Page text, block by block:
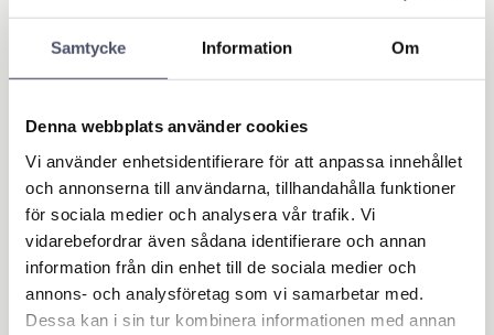
Samtycke Information Om
Denna webbplats använder cookies
Vi använder enhetsidentifierare för att anpassa innehållet
och annonserna till användarna, tillhandahålla funktioner
för sociala medier och analysera vår trafik. Vi
vidarebefordrar även sådana identifierare och annan
information från din enhet till de sociala medier och
annons- och analysföretag som vi samarbetar med.
Dessa kan i sin tur kombinera informationen med annan
Hydraulik
3-punktsutrustning
Traktorredskap
Drag & Dragöglor
Lyft- samt Balhantering
Flytgödsel & Slam
Fordonsbelysning
Fordonstillbehör
Backkameror
Traktor